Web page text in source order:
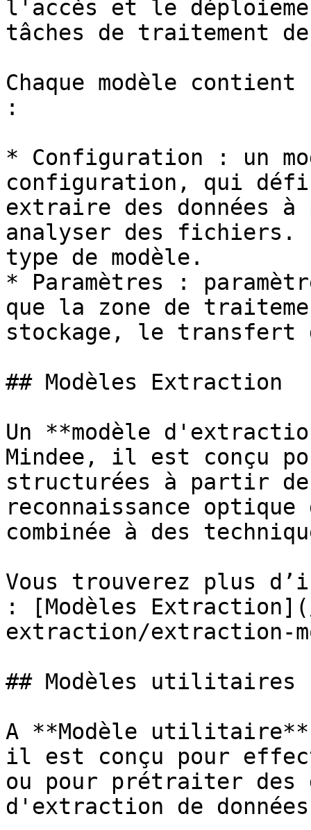
l'accès et le
tâches de traitement de
Chaque modèle
:
* Configuration : un
configuration, qui
extraire des données à
analyser des fichiers.
type de modèle.
* Paramètres :
que la zone de
stockage, le
## Modèles Extraction
Un **modèle
Mindee, il est conçu
structurées à partir
reconnaissance optique
combinée à des
Vous trouverez plus
: [Modèles
extraction/extraction-
## Modèles utilitaires
A **Modèle utilitaire**
il est conçu pour
ou pour prétraiter des
d'extraction de